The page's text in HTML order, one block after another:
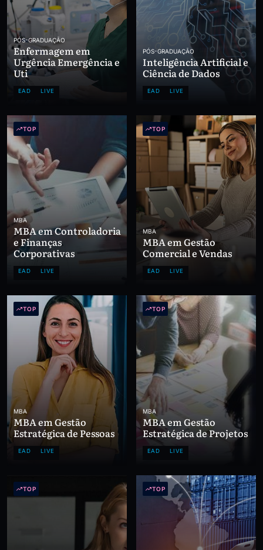
PÓS-GRADUAÇÃO
Enfermagem em
Urgência Emergência e
Uti
EAD LIVE
PÓS-GRADUAÇÃO
Inteligência Artificial e
Ciência de Dados
EAD LIVE
TOP
MBA
MBA em Controladoria
e Finanças
Corporativas
EAD LIVE
TOP
MBA
MBA em Gestão
Comercial e Vendas
EAD LIVE
TOP
MBA
MBA em Gestão
Estratégica de Pessoas
EAD LIVE
TOP
MBA
MBA em Gestão
Estratégica de Projetos
EAD LIVE
TOP TOP